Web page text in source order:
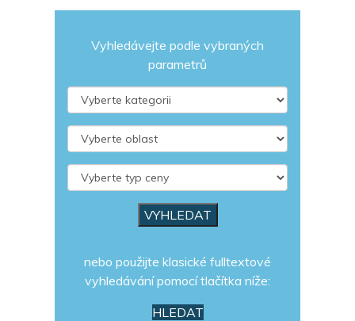
Vyhledávejte podle vybraných
parametrů
nebo použijte klasické fulltextové
vyhledávání pomocí tlačítka níže:
HLEDAT